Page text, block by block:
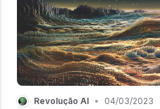
Revolução AI • 04/03/2023